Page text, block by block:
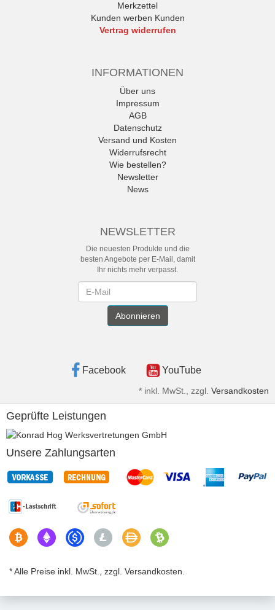
Merkzettel
Kunden werben Kunden
Vertrag widerrufen
INFORMATIONEN
Über uns
Impressum
AGB
Datenschutz
Versand und Kosten
Widerrufsrecht
Wie bestellen?
Newsletter
News
NEWSLETTER
Die neuesten Produkte und die
besten Angebote per E-Mail, damit
Ihr nichts mehr verpasst.
Abonnieren
Facebook YouTube
* inkl. MwSt., zzgl. Versandkosten
Geprüfte Leistungen
Unsere Zahlungsarten
* Alle Preise inkl. MwSt., zzgl. Versandkosten.